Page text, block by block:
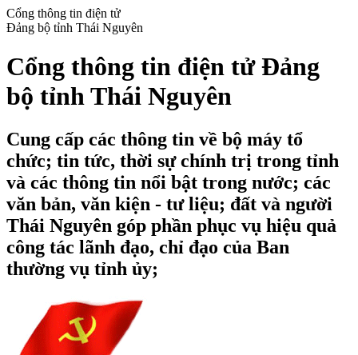
Cổng thông tin điện tử
Đảng bộ tỉnh Thái Nguyên
Cổng thông tin điện tử Đảng
bộ tỉnh Thái Nguyên
Cung cấp các thông tin về bộ máy tổ
chức; tin tức, thời sự chính trị trong tỉnh
và các thông tin nổi bật trong nước; các
văn bản, văn kiện - tư liệu; đất và người
Thái Nguyên góp phần phục vụ hiệu quả
công tác lãnh đạo, chỉ đạo của Ban
thường vụ tỉnh ủy;